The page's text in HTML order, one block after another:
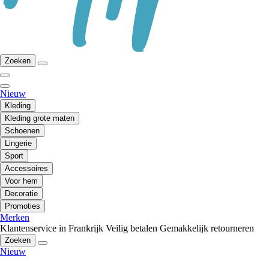
Zoeken
Nieuw
Kleding
Kleding grote maten
Schoenen
Lingerie
Sport
Accessoires
Voor hem
Decoratie
Promoties
Merken
Klantenservice in Frankrijk Veilig betalen Gemakkelijk retourneren
Zoeken
Nieuw